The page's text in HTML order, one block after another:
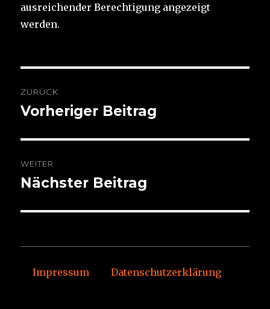
ausreichender Berechtigung angezeigt
werden.
ZURÜCK
Vorheriger
Vorheriger Beitrag
WEITER
Nächster
Nächster Beitrag
Impressum Datenschutzerklärung